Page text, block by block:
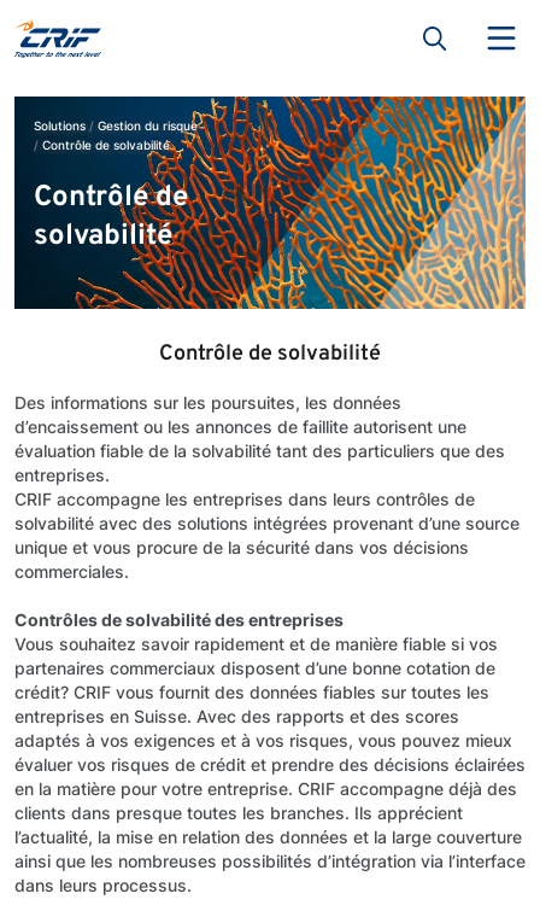
Solutions
Gestion du risque
Contrôle de solvabilité
Contrôle de
solvabilité
Contrôle de solvabilité
Des informations sur les poursuites, les données
d’encaissement ou les annonces de faillite autorisent une
évaluation fiable de la solvabilité tant des particuliers que des
entreprises.
CRIF accompagne les entreprises dans leurs contrôles de
solvabilité avec des solutions intégrées provenant d’une source
unique et vous procure de la sécurité dans vos décisions
commerciales.
Contrôles de solvabilité des entreprises
Vous souhaitez savoir rapidement et de manière fiable si vos
partenaires commerciaux disposent d’une bonne cotation de
crédit? CRIF vous fournit des données fiables sur toutes les
entreprises en Suisse. Avec des rapports et des scores
adaptés à vos exigences et à vos risques, vous pouvez mieux
évaluer vos risques de crédit et prendre des décisions éclairées
en la matière pour votre entreprise. CRIF accompagne déjà des
clients dans presque toutes les branches. Ils apprécient
l’actualité, la mise en relation des données et la large couverture
ainsi que les nombreuses possibilités d’intégration via l’interface
dans leurs processus.